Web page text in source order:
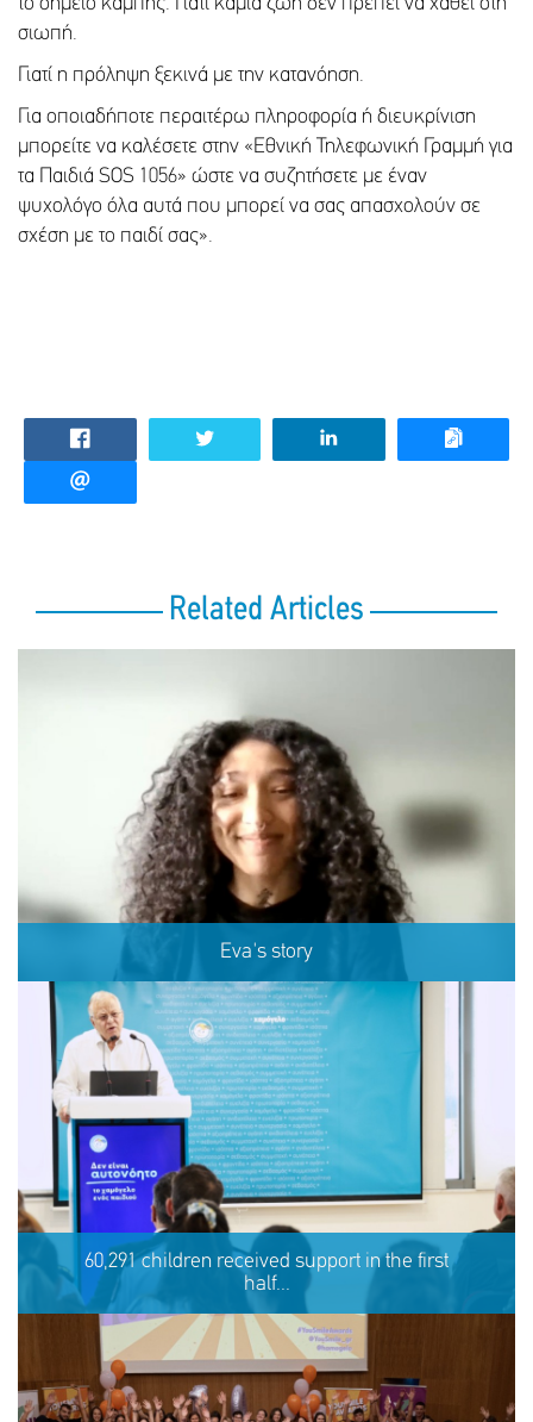
το σημείο καμπής. Γιατί καμία ζωή δεν πρέπει να χαθεί στη
σιωπή.
Γιατί η πρόληψη ξεκινά με την κατανόηση.
Για οποιαδήποτε περαιτέρω πληροφορία ή διευκρίνιση
μπορείτε να καλέσετε στην «Εθνική Τηλεφωνική Γραμμή για
τα Παιδιά SOS 1056» ώστε να συζητήσετε με έναν
ψυχολόγο όλα αυτά που μπορεί να σας απασχολούν σε
σχέση με το παιδί σας».
Related Articles
Eva's story
Eva's story
REACT
60,291 children received support in the first
half...